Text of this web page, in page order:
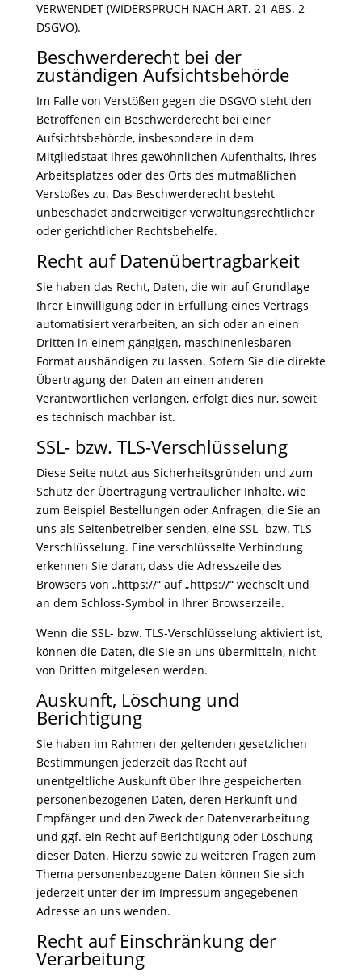
VERWENDET (WIDERSPRUCH NACH ART. 21 ABS. 2
DSGVO).
Beschwerderecht bei der
zuständigen Aufsichtsbehörde
Im Falle von Verstößen gegen die DSGVO steht den
Betroffenen ein Beschwerderecht bei einer
Aufsichtsbehörde, insbesondere in dem
Mitgliedstaat ihres gewöhnlichen Aufenthalts, ihres
Arbeitsplatzes oder des Orts des mutmaßlichen
Verstoßes zu. Das Beschwerderecht besteht
unbeschadet anderweitiger verwaltungsrechtlicher
oder gerichtlicher Rechtsbehelfe.
Recht auf Datenübertragbarkeit
Sie haben das Recht, Daten, die wir auf Grundlage
Ihrer Einwilligung oder in Erfüllung eines Vertrags
automatisiert verarbeiten, an sich oder an einen
Dritten in einem gängigen, maschinenlesbaren
Format aushändigen zu lassen. Sofern Sie die direkte
Übertragung der Daten an einen anderen
Verantwortlichen verlangen, erfolgt dies nur, soweit
es technisch machbar ist.
SSL- bzw. TLS-Verschlüsselung
Diese Seite nutzt aus Sicherheitsgründen und zum
Schutz der Übertragung vertraulicher Inhalte, wie
zum Beispiel Bestellungen oder Anfragen, die Sie an
uns als Seitenbetreiber senden, eine SSL- bzw. TLS-
Verschlüsselung. Eine verschlüsselte Verbindung
erkennen Sie daran, dass die Adresszeile des
Browsers von „https://“ auf „https://“ wechselt und
an dem Schloss-Symbol in Ihrer Browserzeile.
Wenn die SSL- bzw. TLS-Verschlüsselung aktiviert ist,
können die Daten, die Sie an uns übermitteln, nicht
von Dritten mitgelesen werden.
Auskunft, Löschung und
Berichtigung
Sie haben im Rahmen der geltenden gesetzlichen
Bestimmungen jederzeit das Recht auf
unentgeltliche Auskunft über Ihre gespeicherten
personenbezogenen Daten, deren Herkunft und
Empfänger und den Zweck der Datenverarbeitung
und ggf. ein Recht auf Berichtigung oder Löschung
dieser Daten. Hierzu sowie zu weiteren Fragen zum
Thema personenbezogene Daten können Sie sich
jederzeit unter der im Impressum angegebenen
Adresse an uns wenden.
Recht auf Einschränkung der
Verarbeitung